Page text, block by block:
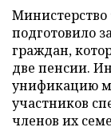
подготовило
граждан,
две пенсии.
унификацию
участников
членов их